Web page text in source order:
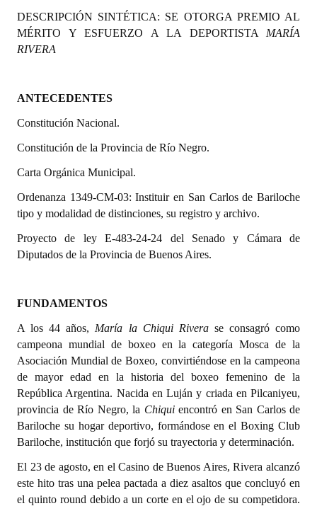
Concejales Mandato Cumplido
Programas
Constitución Nacional
Constitución Provincial
Digesto
Organigrama
Informes de Gestión
Proyectos Presentados
Dictámenes Asesoría Letrada
Actas de Sesión
Informes de Unidad Coordinadora
Actas de Audiencias Públicas
DESCRIPCIÓN SINTÉTICA: SE OTORGA PREMIO AL
MÉRITO Y ESFUERZO A LA DEPORTISTA MARÍA
RIVERA
ANTECEDENTES
Constitución Nacional.
Constitución de la Provincia de Río Negro.
Carta Orgánica Municipal.
Ordenanza 1349-CM-03: Instituir en San Carlos de Bariloche
tipo y modalidad de distinciones, su registro y archivo.
Proyecto de ley E-483-24-24 del Senado y Cámara de
Diputados de la Provincia de Buenos Aires.
FUNDAMENTOS
A los 44 años, María la Chiqui Riverase consagró como
campeona mundial de boxeo en la categoría Mosca de la
Asociación Mundial de Boxeo, convirtiéndose en la campeona
de mayor edad en la historia del boxeo femenino de la
República Argentina. Nacida en Luján y criada en Pilcaniyeu,
provincia de Río Negro, la Chiquiencontró en San Carlos de
Bariloche su hogar deportivo, formándose en el Boxing Club
Bariloche, institución que forjó su trayectoria y determinación.
El 23 de agosto, en el Casino de Buenos Aires, Rivera alcanzó
este hito tras una pelea pactada a diez asaltos que concluyó en
el quinto round debido a un corte en el ojo de su competidora.